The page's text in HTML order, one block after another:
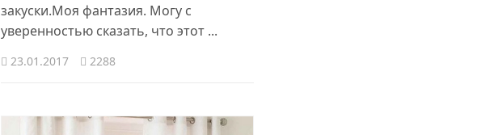
закуски.Моя фантазия. Могу с
уверенностью сказать, что этот ...
23.01.2017 2288